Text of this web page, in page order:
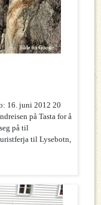
16. juni 2012 20
på Tasta for å
på til
til Lysebotn,